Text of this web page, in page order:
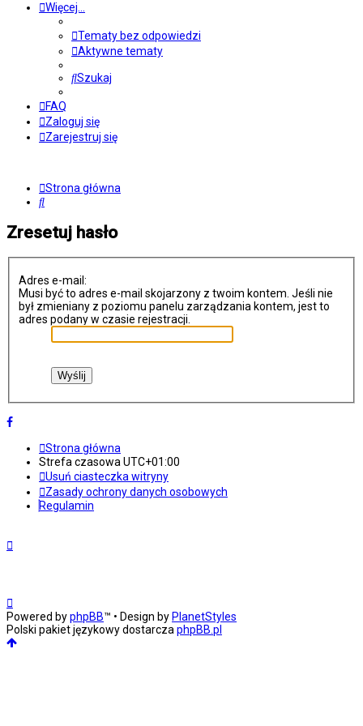
Więcej…
Tematy bez odpowiedzi
Aktywne tematy
Szukaj
FAQ
Zaloguj się
Zarejestruj się
Strona główna
Szukaj
Zresetuj hasło
Adres e-mail:
Musi być to adres e-mail skojarzony z twoim kontem. Jeśli nie
był zmieniany z poziomu panelu zarządzania kontem, jest to
adres podany w czasie rejestracji.
Strona główna
Strefa czasowaUTC+01:00
Usuń ciasteczka witryny
Zasady ochrony danych osobowych
Regulamin
Powered byphpBB™ • Design by PlanetStyles
Polski pakiet językowy dostarczaphpBB.pl